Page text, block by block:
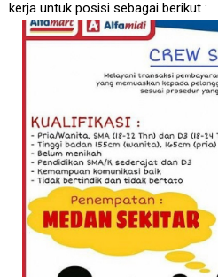
kerja untuk posisi sebagai berikut :